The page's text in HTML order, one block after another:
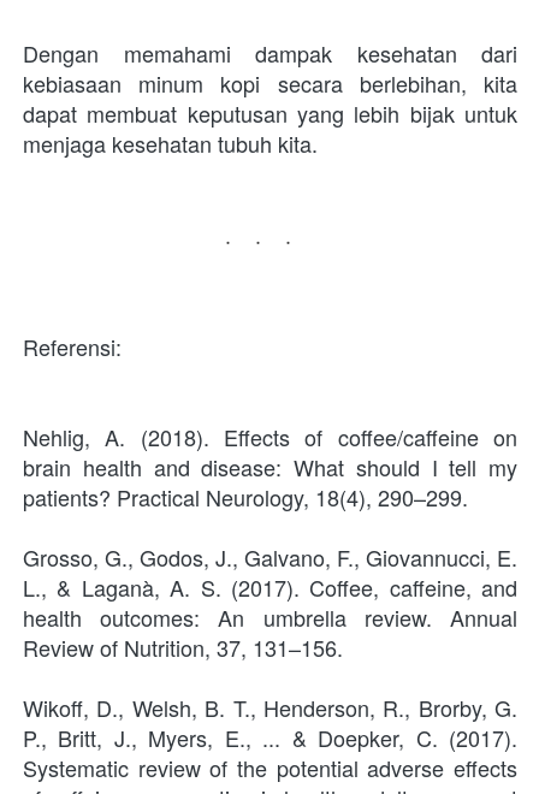
Dengan memahami dampak kesehatan dari
kebiasaan minum kopi secara berlebihan, kita
dapat membuat keputusan yang lebih bijak untuk
menjaga kesehatan tubuh kita.
...
Referensi:
Nehlig, A. (2018). Effects of coffee/caffeine on
brain health and disease: What should I tell my
patients? Practical Neurology, 18(4), 290–299.
Grosso, G., Godos, J., Galvano, F., Giovannucci, E.
L., & Laganà, A. S. (2017). Coffee, caffeine, and
health outcomes: An umbrella review. Annual
Review of Nutrition, 37, 131–156.
Wikoff, D., Welsh, B. T., Henderson, R., Brorby, G.
P., Britt, J., Myers, E., ... & Doepker, C. (2017).
Systematic review of the potential adverse effects